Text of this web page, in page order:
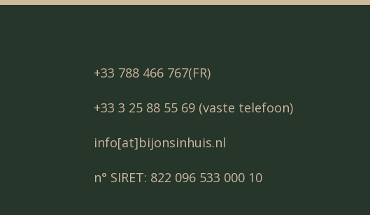
+33 788 466 767(FR)
+33 3 25 88 55 69 (vaste telefoon)
info[at]bijonsinhuis.nl
n° SIRET: 822 096 533 000 10